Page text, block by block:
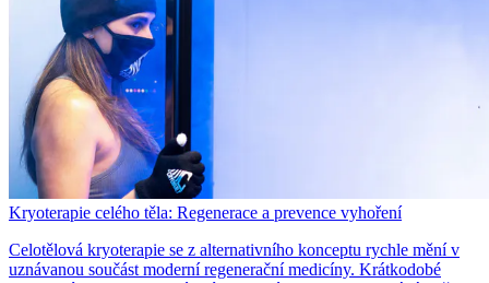
Kryoterapie celého těla: Regenerace a prevence vyhoření
Celotělová kryoterapie se z alternativního konceptu rychle mění v
uznávanou součást moderní regenerační medicíny. Krátkodobé